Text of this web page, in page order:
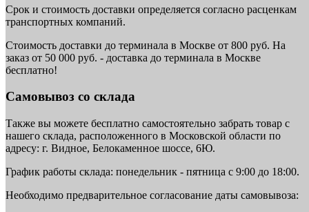
Срок и стоимость доставки определяется согласно расценкам
транспортных компаний.
Стоимость доставки до терминала в Москве от 800 руб. На
заказ от 50 000 руб. - доставка до терминала в Москве
бесплатно!
Самовывоз со склада
Также вы можете бесплатно самостоятельно забрать товар с
нашего склада, расположенного в Московской области по
адресу: г. Видное, Белокаменное шоссе, 6Ю.
График работы склада: понедельник - пятница с 9:00 до 18:00.
Необходимо предварительное согласование даты самовывоза: